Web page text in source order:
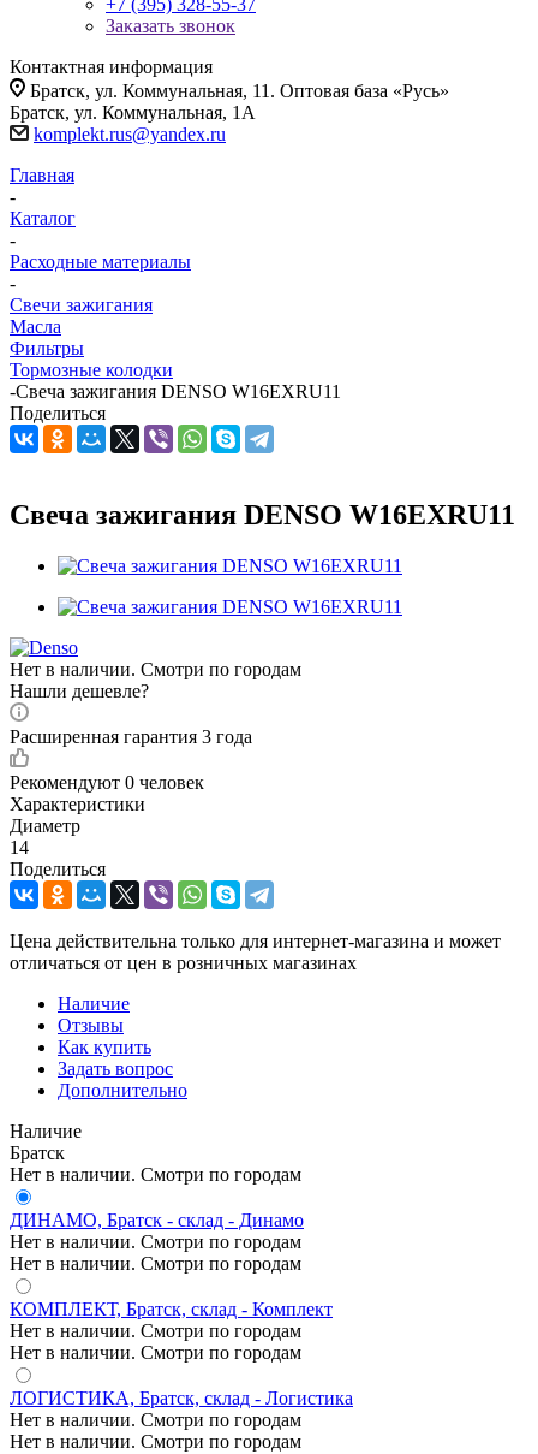
+7 (395) 328-55-37
Заказать звонок
Контактная информация
Братск, ул. Коммунальная, 11. Оптовая база «Русь»
Братск, ул. Коммунальная, 1А
komplekt.rus@yandex.ru
Главная
-
Каталог
-
Расходные материалы
-
Свечи зажигания
Масла
Фильтры
Тормозные колодки
-Свеча зажигания DENSO W16EXRU11
Поделиться
Свеча зажигания DENSO W16EXRU11
Нет в наличии. Смотри по городам
Нашли дешевле?
Расширенная гарантия 3 года
Рекомендуют 0 человек
Характеристики
Диаметр
14
Поделиться
Цена действительна только для интернет-магазина и может
отличаться от цен в розничных магазинах
Наличие
Отзывы
Как купить
Задать вопрос
Дополнительно
Наличие
Братск
Нет в наличии. Смотри по городам
ДИНАМО, Братск - склад - Динамо
Нет в наличии. Смотри по городам
Нет в наличии. Смотри по городам
КОМПЛЕКТ, Братск, склад - Комплект
Нет в наличии. Смотри по городам
Нет в наличии. Смотри по городам
ЛОГИСТИКА, Братск, склад - Логистика
Нет в наличии. Смотри по городам
Нет в наличии. Смотри по городам